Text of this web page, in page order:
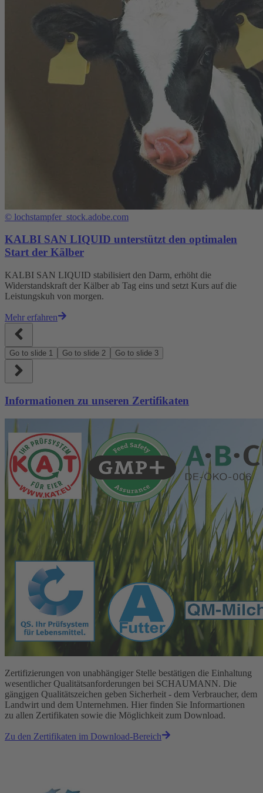
© lochstampfer_stock.adobe.com
KALBI SAN LIQUID unterstützt den optimalen
Start der Kälber
KALBI SAN LIQUID stabilisiert den Darm, erhöht die
Widerstandskraft der Kälber ab Tag eins und setzt Kurs auf die
Leistungskuh von morgen.
Mehr erfahren
Go to slide 1 Go to slide 2 Go to slide 3
Informationen zu unseren Zertifikaten
Zertifizierungen von unabhängiger Stelle bestätigen die Einhaltung
wesentlicher Qualitätsanforderungen bei SCHAUMANN. Die
gängjgen Qualitätszeichen geben Sicherheit - dem Verbraucher, dem
Landwirt und dem Unternehmen. Hier finden Sie Informartionen
zu allen Zertifikaten sowie die Möglichkeit zum Download.
Zu den Zertifikaten im Download-Bereich